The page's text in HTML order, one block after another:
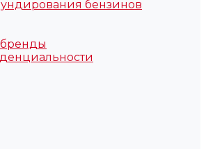
бензинов